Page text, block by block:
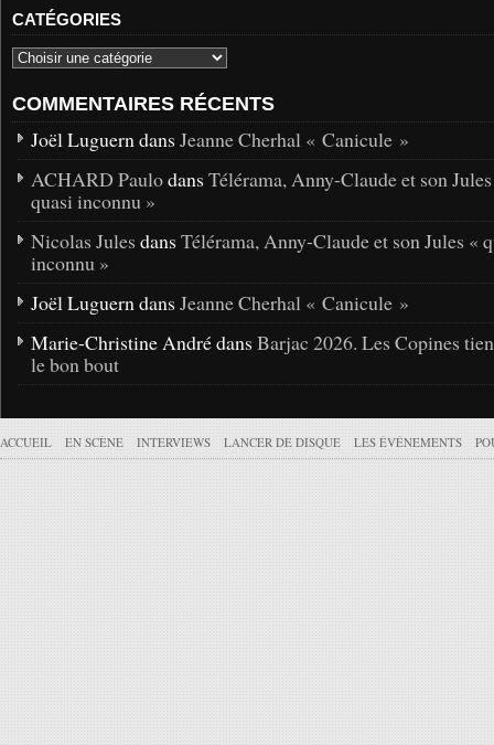
CATÉGORIES
COMMENTAIRES RÉCENTS
Joël Luguern dans Jeanne Cherhal « Canicule »
ACHARD Paulodans Télérama, Anny-Claude et son
quasi inconnu »
Nicolas Jules dans Télérama, Anny-Claude et son Jules «
inconnu »
Joël Luguern dans Jeanne Cherhal « Canicule »
Marie-Christine André dans Barjac 2026. Les Copines
le bon bout
ACCUEIL EN SCÈNE INTERVIEWS LANCER DE DISQUE LES ÉVÉNEMENTS